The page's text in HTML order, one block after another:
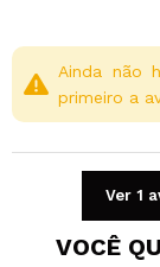
Ainda não
primeiro a
Ver 1
VOCÊ